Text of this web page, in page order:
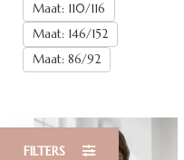
FILTERS
Maat: 110/116
Maat: 146/152
Maat: 86/92